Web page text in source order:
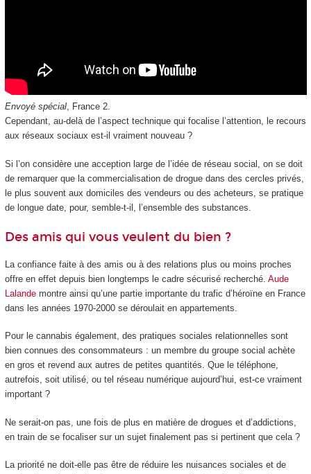
Envoyé spécial, France 2.
Cependant, au-delà de l’aspect technique qui focalise l’attention, le recours
aux réseaux sociaux est-il vraiment nouveau ?
Si l’on considère une acception large de l’idée de réseau social, on se doit
de remarquer que la commercialisation de drogue dans des cercles privés,
le plus souvent aux domiciles des vendeurs ou des acheteurs, se pratique
de longue date, pour, semble-t-il, l’ensemble des substances.
Des amis qui vous veulent du bien ?
La confiance faite à des amis ou à des relations plus ou moins proches
offre en effet depuis bien longtemps le cadre sécurisé recherché. Aude
Lalandemontre ainsi qu’une partie importante du trafic d’héroïne en France
dans les années 1970-2000 se déroulait en appartements.
Pour le cannabis également, des pratiques sociales relationnelles sont
bien connues des consommateurs : un membre du groupe social achète
en gros et revend aux autres de petites quantités. Que le téléphone,
autrefois, soit utilisé, ou tel réseau numérique aujourd’hui, est-ce vraiment
important ?
Ne serait-on pas, une fois de plus en matière de drogues et d’addictions,
en train de se focaliser sur un sujet finalement pas si pertinent que cela ?
La priorité ne doit-elle pas être de réduire les nuisances sociales et de